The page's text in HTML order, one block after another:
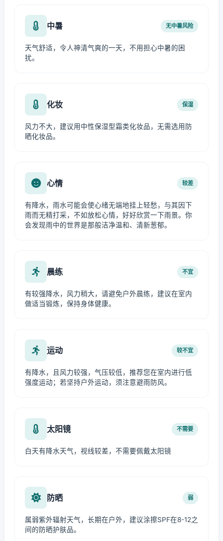
中暑 无中暑风险
天气舒适，令人神清气爽的一天，不用担心中暑的困
扰。
化妆 保湿
风力不大，建议用中性保湿型霜类化妆品，无需选用防
晒化妆品。
心情 较差
有降水，雨水可能会使心绪无端地挂上轻愁，与其因下
雨而无精打采，不如放松心情，好好欣赏一下雨景。你
会发现雨中的世界是那般洁净温和、清新葱郁。
晨练 不宜
有较强降水，风力稍大，请避免户外晨练，建议在室内
做适当锻炼，保持身体健康。
运动 较不宜
有降水，且风力较强，气压较低，推荐您在室内进行低
强度运动；若坚持户外运动，须注意避雨防风。
太阳镜 不需要
白天有降水天气，视线较差，不需要佩戴太阳镜
防晒 弱
属弱紫外辐射天气，长期在户外，建议涂擦SPF在8-12之
间的防晒护肤品。